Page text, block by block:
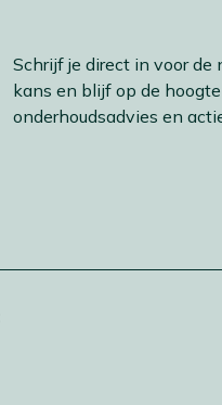
Schrijf je direct in voor
kans en blijf op de
onderhoudsadvies en